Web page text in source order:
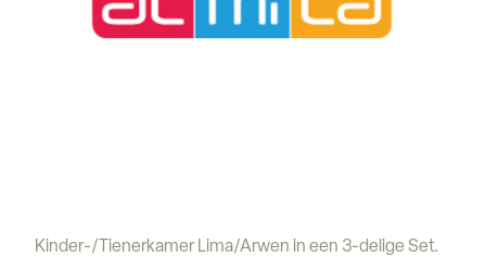
Kinder-/Tienerkamer Lima/Arwen in een 3-delige Set.